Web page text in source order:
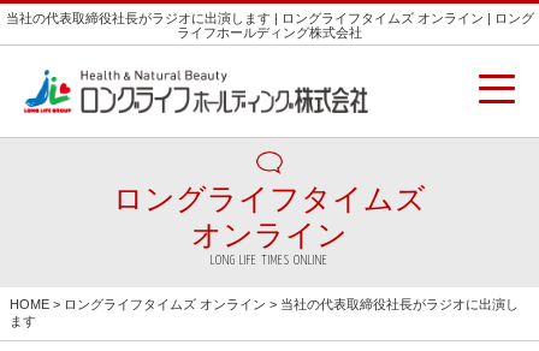
当社の代表取締役社長がラジオに出演します | ロングライフタイムズ オンライン | ロング
ライフホールディング株式会社
ロングライフタイムズ
オンライン
LONG LIFE TIMES ONLINE
HOME > ロングライフタイムズ オンライン > 当社の代表取締役社長がラジオに出演し
ます